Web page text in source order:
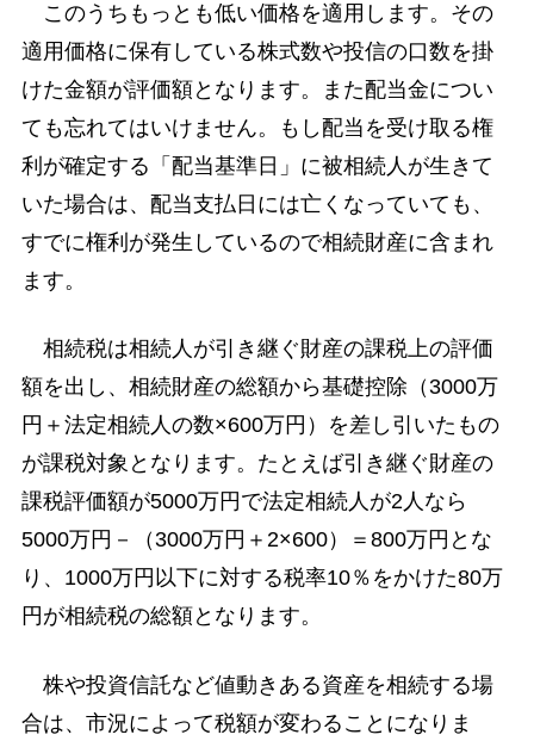
このうちもっとも低い価格を適用します。その
適用価格に保有している株式数や投信の口数を掛
けた金額が評価額となります。また配当金につい
ても忘れてはいけません。もし配当を受け取る権
利が確定する「配当基準日」に被相続人が生きて
いた場合は、配当支払日には亡くなっていても、
すでに権利が発生しているので相続財産に含まれ
ます。
相続税は相続人が引き継ぐ財産の課税上の評価
額を出し、相続財産の総額から基礎控除（3000万
円＋法定相続人の数×600万円）を差し引いたもの
が課税対象となります。たとえば引き継ぐ財産の
課税評価額が5000万円で法定相続人が2人なら
5000万円－（3000万円＋2×600）＝800万円とな
り、1000万円以下に対する税率10％をかけた80万
円が相続税の総額となります。
株や投資信託など値動きある資産を相続する場
合は、市況によって税額が変わることになりま